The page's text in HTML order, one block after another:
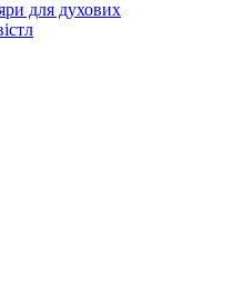
для духових